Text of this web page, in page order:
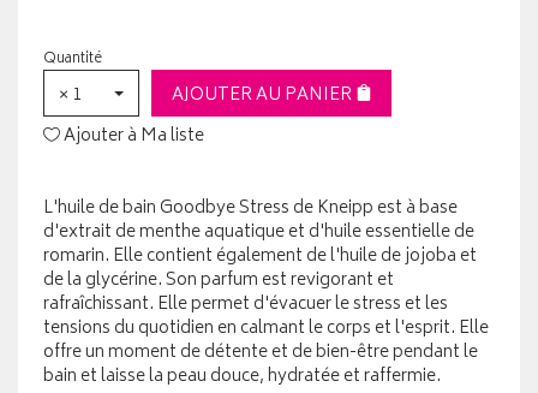
Quantité
× 1
AJOUTER AU PANIER
Ajouter à Ma liste
L'huile de bain Goodbye Stress de Kneipp est à base
d'extrait de menthe aquatique et d'huile essentielle de
romarin. Elle contient également de l'huile de jojoba et
de la glycérine. Son parfum est revigorant et
rafraîchissant. Elle permet d'évacuer le stress et les
tensions du quotidien en calmant le corps et l'esprit. Elle
offre un moment de détente et de bien-être pendant le
bain et laisse la peau douce, hydratée et raffermie.